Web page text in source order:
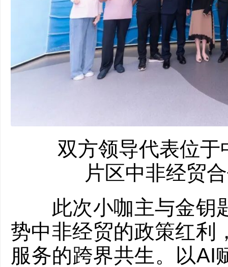
双方领导代表位于
片区中非经贸
此次小咖主与金钥
势中非经贸的政策红利
服务的跨界共生。以AI